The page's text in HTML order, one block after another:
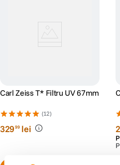
Carl Zeiss T* Filtru UV 67mm
(12)
32999 lei